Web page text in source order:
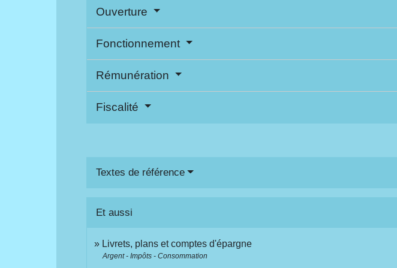
Ouverture
Fonctionnement
Rémunération
Fiscalité
Textes de référence
Et aussi
Livrets, plans et comptes d'épargne
Argent - Impôts - Consommation